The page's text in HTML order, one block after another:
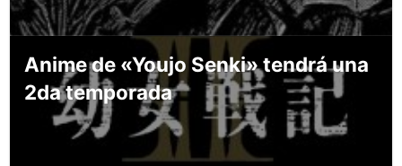
Anime de «Youjo Senki» tendrá una
2da temporada